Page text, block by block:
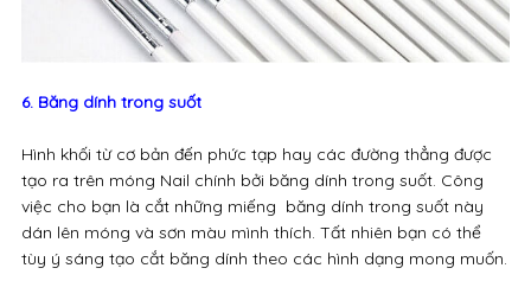
6. Băng dính trong suốt
Hình khối từ cơ bản đến phức tạp hay các đường thẳng được
tạo ra trên móng Nail chính bởi băng dính trong suốt. Công
việc cho bạn là cắt những miếng băng dính trong suốt này
dán lên móng và sơn màu mình thích. Tất nhiên bạn có thể
tùy ý sáng tạo cắt băng dính theo các hình dạng mong muốn.